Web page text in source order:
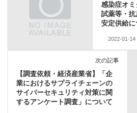
感染症オ
試薬等・
安定供給に
2022-01-14
次の記事
【調査依頼・経済産業省】「企
業におけるサプライチェーンの
サイバーセキュリティ対策に関
するアンケート調査」について